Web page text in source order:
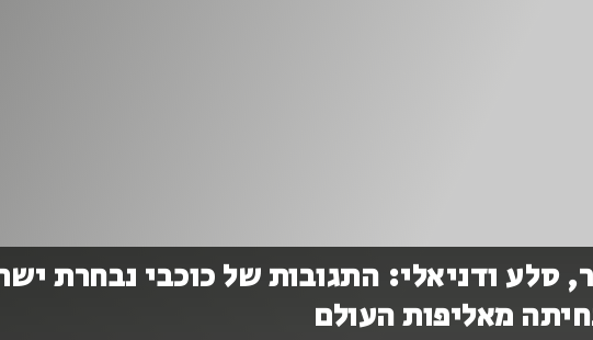
סלע ודניאלי: התגובות של כוכבי נבחרת